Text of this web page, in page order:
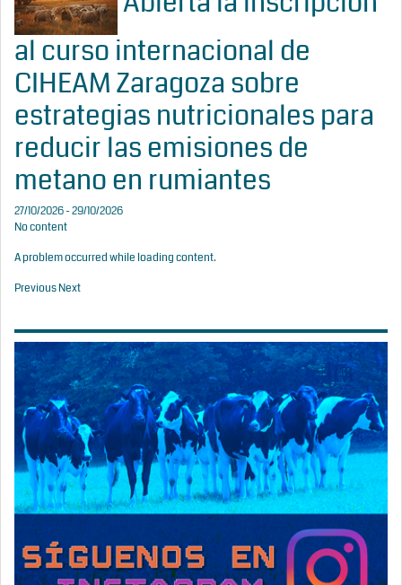
al curso internacional de
CIHEAM Zaragoza sobre
estrategias nutricionales para
reducir las emisiones de
metano en rumiantes
27/10/2026 - 29/10/2026
No content
A problem occurred while loading content.
PreviousNext